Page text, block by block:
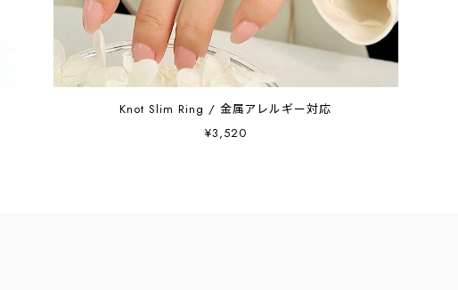
Knot Slim Ring / 金属アレルギー対応
¥3,520